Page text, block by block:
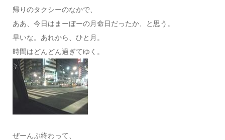
帰りのタクシーのなかで、
ああ、今日はまーぼーの月命日だったか、と思う。
早いな。あれから、ひと月。
時間はどんどん過ぎてゆく。
ぜーんぶ終わって、